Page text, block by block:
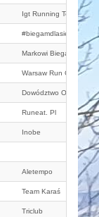
Igt Running Team
#biegamdlasiebie
Markowi Biegacze
Warsaw Run Club
Dowództwo Operacyjne
Runeat. Pl
Inobe
Aletempo
Team Karaś
Triclub